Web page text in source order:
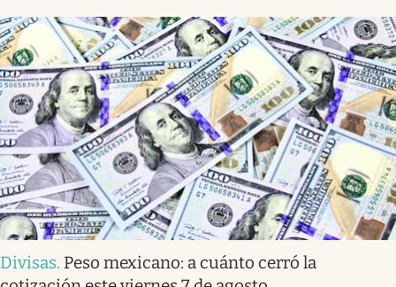
Divisas. Peso mexicano: a cuánto cerró la